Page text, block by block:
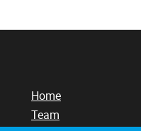
Home
Team